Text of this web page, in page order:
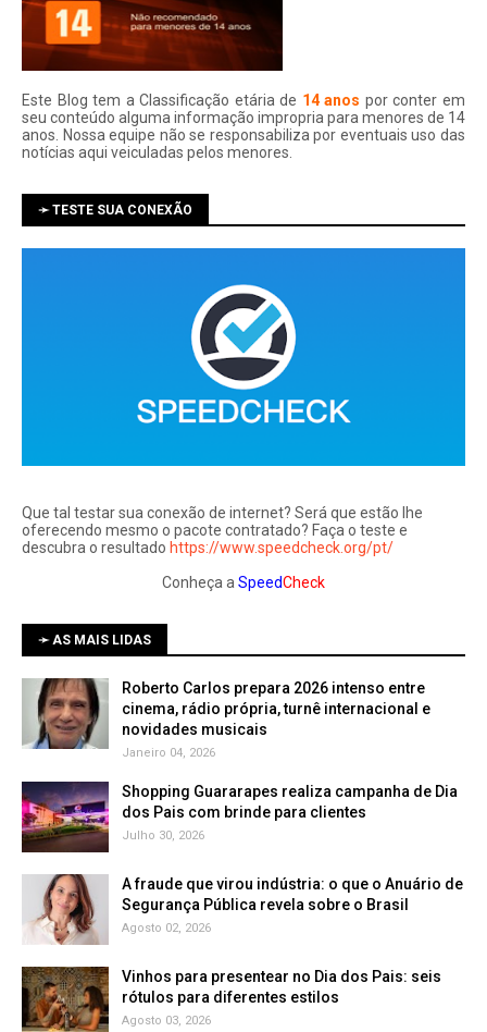
Este Blog tem a Classificação etária de 14 anos por conter em
seu conteúdo alguma informação impropria para menores de 14
anos. Nossa equipe não se responsabiliza por eventuais uso das
notí­cias aqui veiculadas pelos menores.
➛ TESTE SUA CONEXÃO
Que tal testar sua conexão de internet? Será que estão lhe
oferecendo mesmo o pacote contratado? Faça o teste e
descubra o resultado https://www.speedcheck.org/pt/
Conheça a SpeedCheck
➛ AS MAIS LIDAS
Roberto Carlos prepara 2026 intenso entre
cinema, rádio própria, turnê internacional e
novidades musicais
Janeiro 04, 2026
Shopping Guararapes realiza campanha de Dia
dos Pais com brinde para clientes
Julho 30, 2026
A fraude que virou indústria: o que o Anuário de
Segurança Pública revela sobre o Brasil
Agosto 02, 2026
Vinhos para presentear no Dia dos Pais: seis
rótulos para diferentes estilos
Agosto 03, 2026